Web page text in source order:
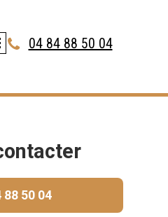
 04 84 88 50 04
88 50 04